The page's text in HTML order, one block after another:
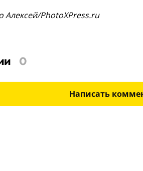
Алексей/PhotoXPress.ru
0
Написать